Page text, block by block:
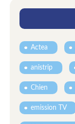
Actea
anistrip
Chien
emission TV